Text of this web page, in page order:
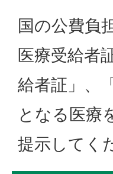
国の公費負
医療受給者
給者証」、
となる医療
提示してく